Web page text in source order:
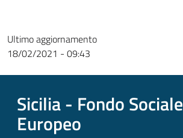
Ultimo aggiornamento
18/02/2021 - 09:43
Sicilia - Fondo Sociale
Europeo